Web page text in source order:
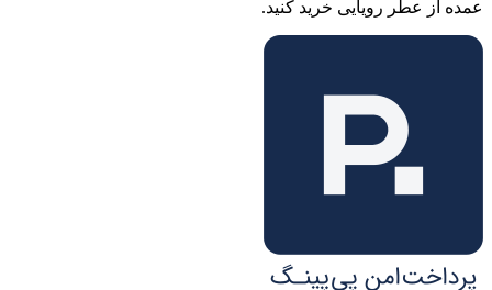
عمده از عطر رویایی خرید کنید.